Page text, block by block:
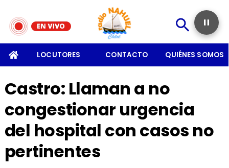
LOCUTORES CONTACTO QUIÉNES SOMOS
Castro: Llaman a no
congestionar urgencia
del hospital con casos no
pertinentes